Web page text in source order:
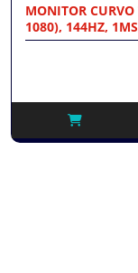
MONITOR
1080), 144HZ,